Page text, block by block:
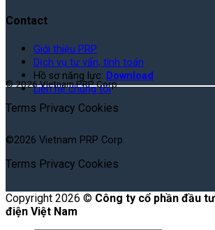
Contact
Giới thiệu PRP
Dịch vụ tư vấn, tính toán
Hồ sơ năng lực: Download
Liên hệ chúng tôi
© 2026 Vietnam PRP Corp.
Terms Privacy Cookies
©2026 Vietnam PRP Corp.
Terms Privacy Cookies
Copyright 2026 © Công ty cổ phần đầu
điện Việt Nam